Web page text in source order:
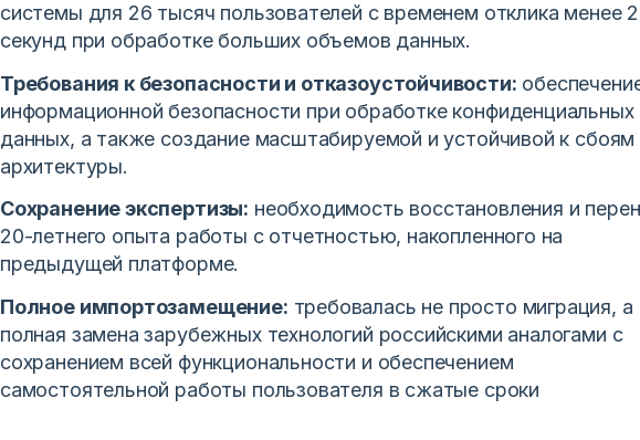
системы для 26 тысяч пользователей с временем отклика менее
секунд при обработке больших объемов данных.
Требования к безопасности и отказоустойчивости:
информационной безопасности при обработке конфиденциальных
данных, а также создание масштабируемой и устойчивой к сбоям
архитектуры.
Сохранение экспертизы: необходимость восстановления и
20-летнего опыта работы с отчетностью, накопленного на
предыдущей платформе.
Полное импортозамещение: требовалась не просто миграция, а
полная замена зарубежных технологий российскими аналогами с
сохранением всей функциональности и обеспечением
самостоятельной работы пользователя в сжатые сроки